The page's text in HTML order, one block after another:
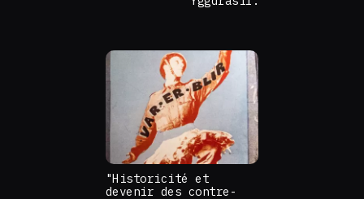
"Historicité et
devenir des contre-